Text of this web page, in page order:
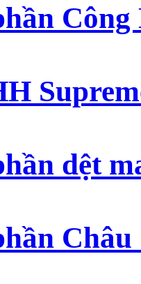
Công
dệt
Châu